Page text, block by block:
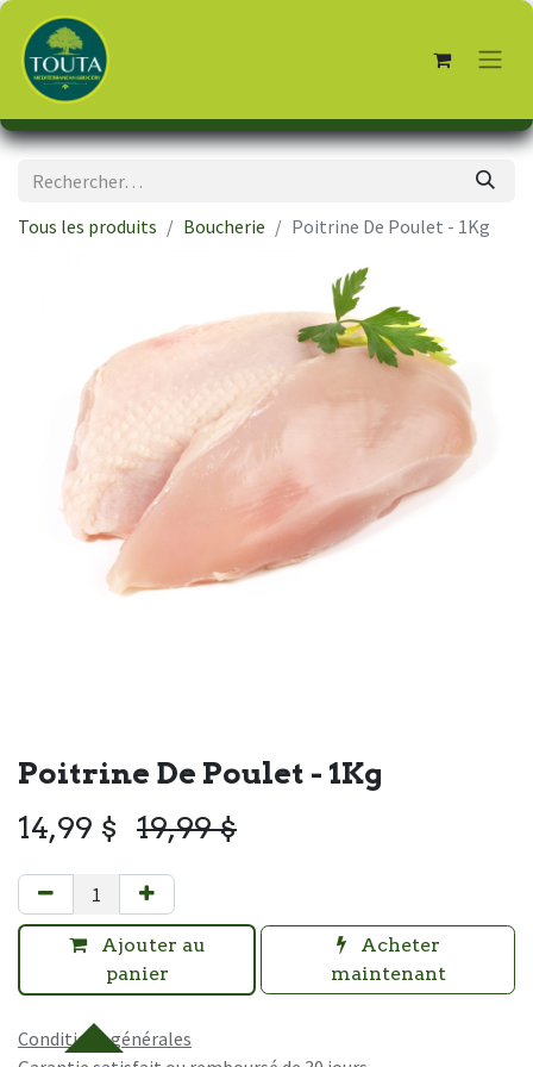
Tous les produits Boucherie Poitrine De Poulet - 1Kg
Poitrine De Poulet - 1Kg
14,99 $ 19,99$
Ajouter au
panier
Acheter
maintenant
Conditions générales